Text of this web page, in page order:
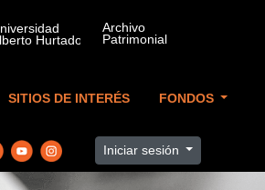
SITIOS DE INTERÉS FONDOS
Iniciar sesión